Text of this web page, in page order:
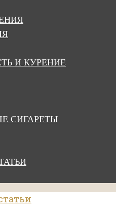
И КУРЕНИЕ
СИГАРЕТЫ